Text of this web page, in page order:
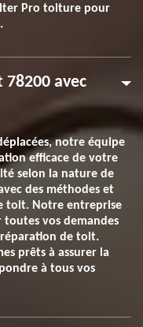
Pro toiture pour
avec
notre équipe
efficace de votre
selon la nature de
des méthodes et
toit. Notre entreprise
vos demandes
de toit.
prêts à assurer la
à tous vos